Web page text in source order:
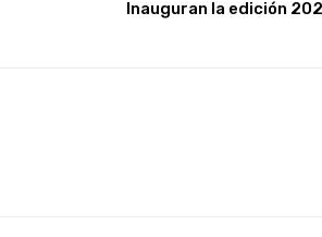
Inauguran la edición